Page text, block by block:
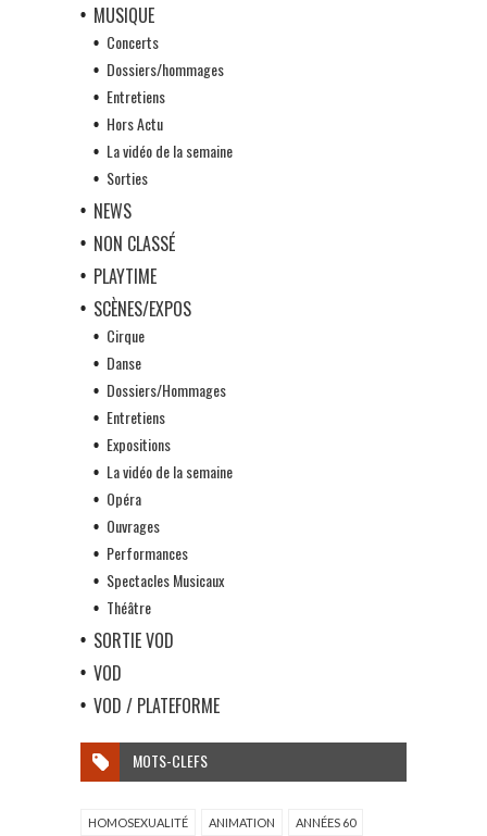
MUSIQUE
Concerts
Dossiers/hommages
Entretiens
Hors Actu
La vidéo de la semaine
Sorties
NEWS
NON CLASSÉ
PLAYTIME
SCÈNES/EXPOS
Cirque
Danse
Dossiers/Hommages
Entretiens
Expositions
La vidéo de la semaine
Opéra
Ouvrages
Performances
Spectacles Musicaux
Théâtre
SORTIE VOD
VOD
VOD / PLATEFORME
MOTS-CLEFS
HOMOSEXUALITÉ ANIMATION ANNÉES 60